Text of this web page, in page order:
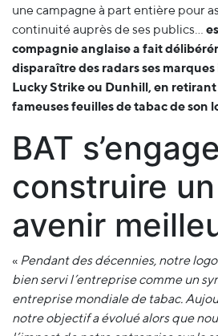
une campagne à part entière pour
continuité auprès de ses publics…
compagnie anglaise a fait
disparaître des radars ses
Lucky Strike ou Dunhill, en
fameuses feuilles de tabac de son
BAT
construire
avenir
« Pendant des décennies, notre
bien servi l’entreprise comme un
entreprise mondiale de tabac.
notre objectif a évolué alors que